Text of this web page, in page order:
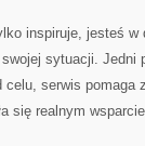
inspiruje, jesteś w
sytuacji. Jedni
serwis pomaga
się realnym